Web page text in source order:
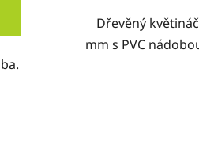
Dřevěný
mm s PVC